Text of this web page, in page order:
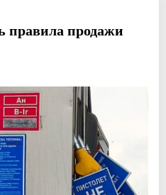
правила продажи